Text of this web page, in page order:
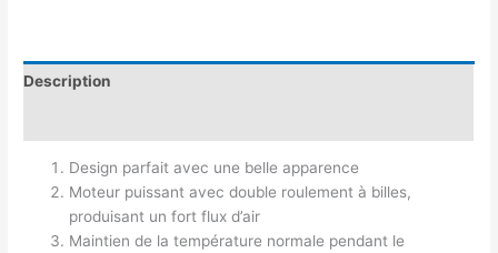
Description
Design parfait avec une belle apparence
Moteur puissant avec double roulement à billes,
produisant un fort flux d’air
Maintien de la température normale pendant le